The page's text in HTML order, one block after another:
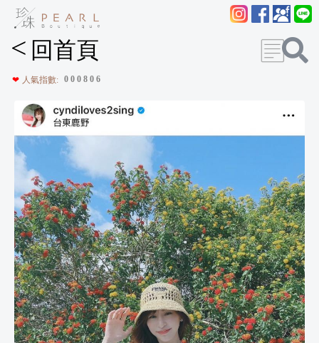
< 回首頁
❤ 人氣指數: 0 0 0 8 0 6